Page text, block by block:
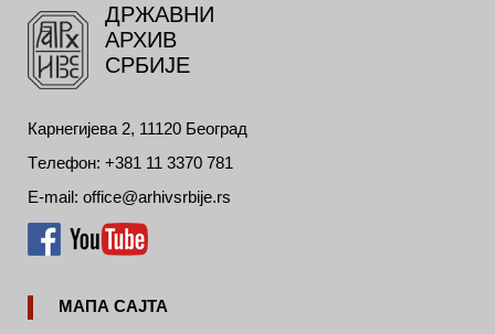
ДРЖАВНИ
АРХИВ
СРБИЈЕ
Карнегијева 2, 11120 Београд
Tелефон: +381 11 3370 781
E-mail: office@arhivsrbije.rs
МАПА САЈТА